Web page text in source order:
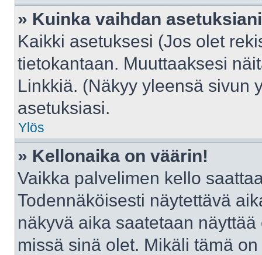
» Kuinka vaihdan
Kaikki asetuksesi (Jos olet
tietokantaan. Muuttaaksesi
Linkkiä. (Näkyy yleensä sivun
asetuksiasi.
Ylös
» Kellonaika on väärin!
Vaikka palvelimen kello
Todennäköisesti näytettävä
näkyvä aika saatetaan
missä sinä olet. Mikäli tämä